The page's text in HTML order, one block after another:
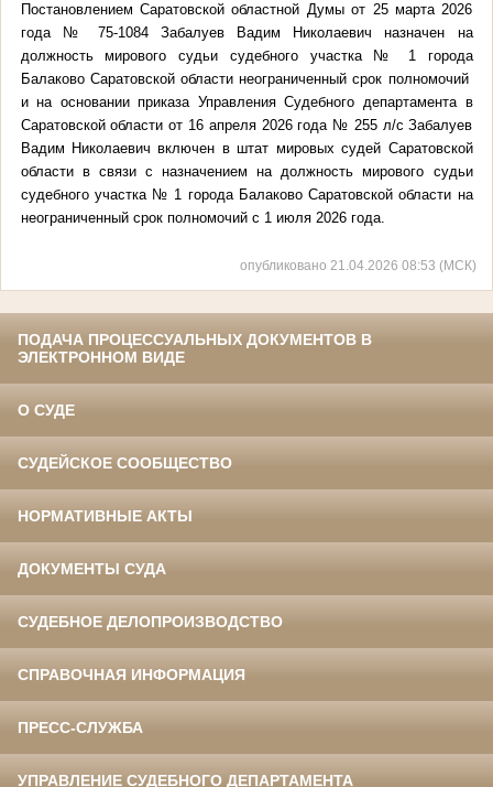
Постановлением Саратовской областной Думы от 25 марта 2026
года № 75-1084 Забалуев Вадим Николаевич назначен на
должность мирового судьи судебного участка № 1 города
Балаково Саратовской области неограниченный срок полномочий
и на основании приказа Управления Судебного департамента в
Саратовской области от 16 апреля 2026 года № 255 л/с Забалуев
Вадим Николаевич включен в штат мировых судей Саратовской
области в связи с назначением на должность мирового судьи
судебного участка № 1 города Балаково Саратовской области на
неограниченный срок полномочий с 1 июля 2026 года.
опубликовано 21.04.2026 08:53 (МСК)
ПОДАЧА ПРОЦЕССУАЛЬНЫХ ДОКУМЕНТОВ В
ЭЛЕКТРОННОМ ВИДЕ
О СУДЕ
СУДЕЙСКОЕ СООБЩЕСТВО
НОРМАТИВНЫЕ АКТЫ
ДОКУМЕНТЫ СУДА
СУДЕБНОЕ ДЕЛОПРОИЗВОДСТВО
СПРАВОЧНАЯ ИНФОРМАЦИЯ
ПРЕСС-СЛУЖБА
УПРАВЛЕНИЕ СУДЕБНОГО ДЕПАРТАМЕНТА